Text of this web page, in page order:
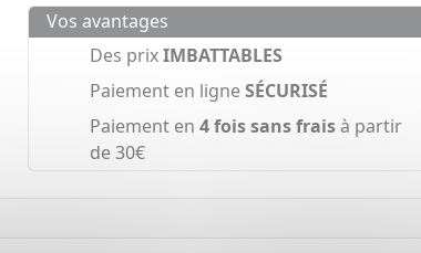
Vos avantages
Des prixIMBATTABLES
Paiement en ligneSÉCURISÉ
Paiement en 4 fois sans fraisà partir
de 30€